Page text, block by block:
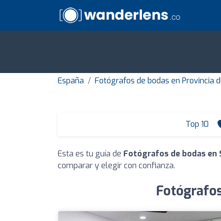
España Fotógrafos de bodas en Provincia
Top 10
Esta es tu guía de Fotógrafos de bodas en
comparar y elegir con confianza.